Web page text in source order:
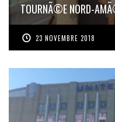
TOURNÃ©E NORD-
23 NOVEMBRE 2018